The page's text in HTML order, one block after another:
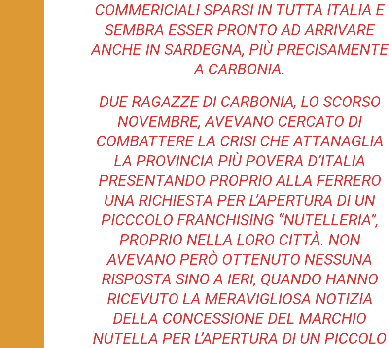
COMMERICIALI SPARSI IN TUTTA ITALIA E
SEMBRA ESSER PRONTO AD ARRIVARE
ANCHE IN SARDEGNA, PIÙ PRECISAMENTE
A CARBONIA.
DUE RAGAZZE DI CARBONIA, LO SCORSO
NOVEMBRE, AVEVANO CERCATO DI
COMBATTERE LA CRISI CHE ATTANAGLIA
LA PROVINCIA PIÙ POVERA D’ITALIA
PRESENTANDO PROPRIO ALLA FERRERO
UNA RICHIESTA PER L’APERTURA DI UN
PICCCOLO FRANCHISING “NUTELLERIA”,
PROPRIO NELLA LORO CITTÀ. NON
AVEVANO PERÒ OTTENUTO NESSUNA
RISPOSTA SINO A IERI, QUANDO HANNO
RICEVUTO LA MERAVIGLIOSA NOTIZIA
DELLA CONCESSIONE DEL MARCHIO
NUTELLA PER L’APERTURA DI UN PICCOLO